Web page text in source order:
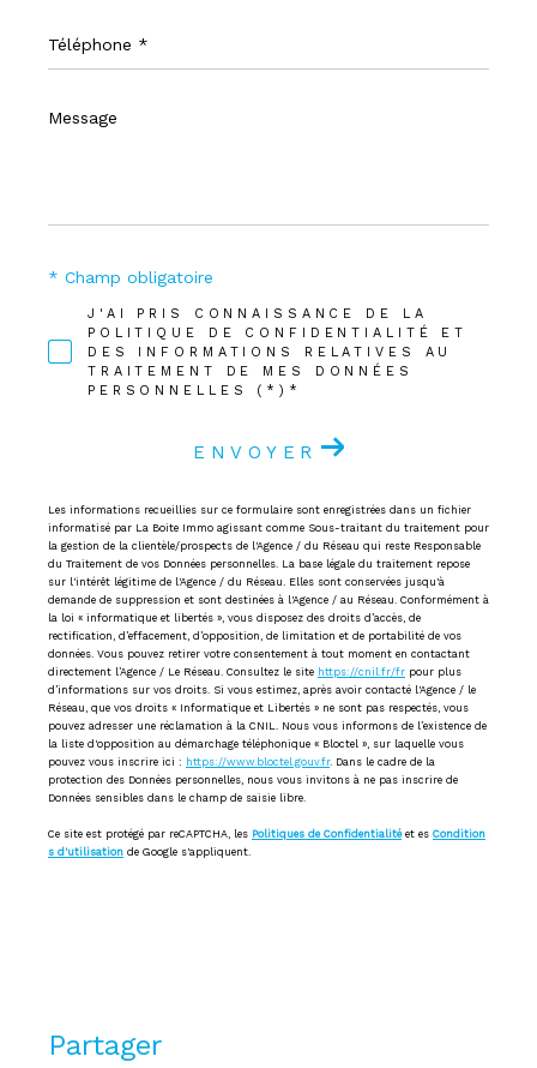
*
Message
J'AI PRIS CONNAISSANCE DE LA
POLITIQUE DE CONFIDENTIALITÉ ET
DES INFORMATIONS RELATIVES AU
TRAITEMENT DE MES DONNÉES
PERSONNELLES (*)*
* Champ obligatoire
ENVOYER
Les informations recueillies sur ce formulaire sont enregistrées dans un fichier
informatisé par La Boite Immo agissant comme Sous-traitant du traitement pour
la gestion de la clientèle/prospects de l'Agence / du Réseau qui reste Responsable
du Traitement de vos Données personnelles. La base légale du traitement repose
sur l'intérêt légitime de l'Agence / du Réseau. Elles sont conservées jusqu'à
demande de suppression et sont destinées à l'Agence / au Réseau. Conformément à
la loi « informatique et libertés », vous disposez des droits d’accès, de
rectification, d’effacement, d’opposition, de limitation et de portabilité de vos
données. Vous pouvez retirer votre consentement à tout moment en contactant
directement l’Agence / Le Réseau. Consultez le site https://cnil.fr/fr pour plus
d’informations sur vos droits. Si vous estimez, après avoir contacté l'Agence / le
Réseau, que vos droits « Informatique et Libertés » ne sont pas respectés, vous
pouvez adresser une réclamation à la CNIL. Nous vous informons de l’existence de
la liste d'opposition au démarchage téléphonique « Bloctel », sur laquelle vous
pouvez vous inscrire ici : https://www.bloctel.gouv.fr. Dans le cadre de la
protection des Données personnelles, nous vous invitons à ne pas inscrire de
Données sensibles dans le champ de saisie libre.
Ce site est protégé par reCAPTCHA, les Politiques de Confidentialitéet es Condition
s d'utilisation de Google s'appliquent.
partager